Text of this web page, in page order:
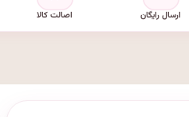
ارسال رایگان اصالت کالا